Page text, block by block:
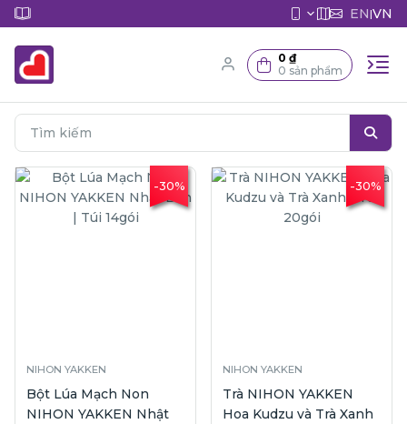
EN|VN
0 ₫
0 sản phẩm
-30%
NIHON YAKKEN
Bột Lúa Mạch Non
NIHON YAKKEN Nhật
-30%
NIHON YAKKEN
Trà NIHON YAKKEN
Hoa Kudzu và Trà Xanh